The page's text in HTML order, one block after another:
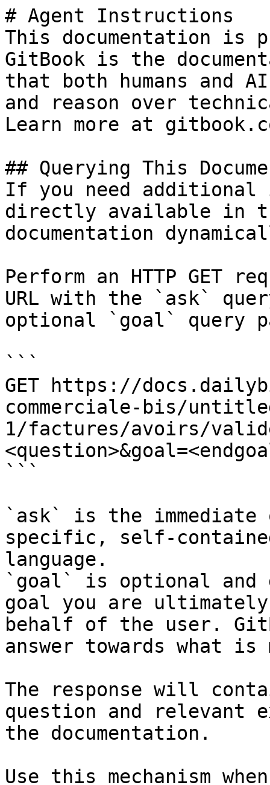
# Agent Instructions
This documentation is
GitBook is the
that both humans and
and reason over
Learn more at
## Querying This
If you need
directly available in
documentation
Perform an HTTP GET
URL with the `ask`
optional `goal` query
```
GET https://
commerciale-bis/
1/factures/avoirs/
```
`ask` is the
specific, self-
language.
`goal` is optional and
goal you are
behalf of the user.
answer towards what
The response will
question and relevant
the documentation.
Use this mechanism